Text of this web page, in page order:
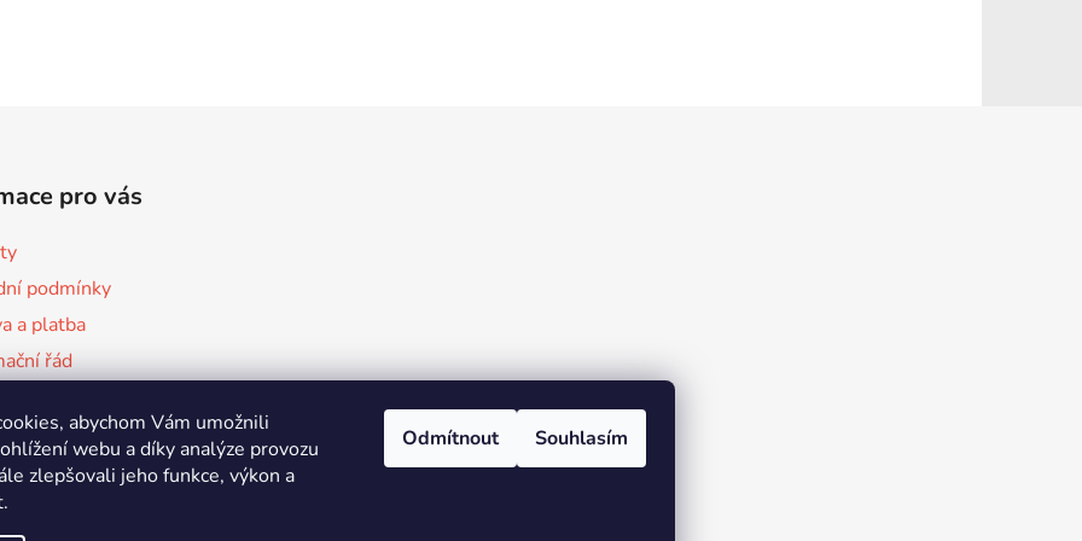
abychom Vám umožnili
webu a díky analýze provozu
zlepšovali jeho funkce, výkon a
Odmítnout Souhlasím
pro vás
podmínky
a platba
řád
ochrany osobních údajů